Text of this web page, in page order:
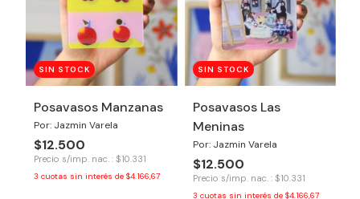
SIN STOCK
Posavasos Manzanas
Por: Jazmin Varela
$12.500
Precio s/imp. nac. : $10.331
3 cuotas sin interés de $4.166,67
SIN STOCK
Posavasos Las
Meninas
Por: Jazmin Varela
$12.500
Precio s/imp. nac. : $10.331
3 cuotas sin interés de $4.166,67